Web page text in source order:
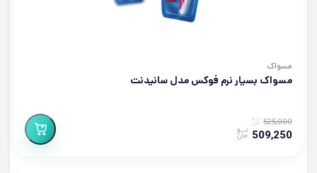
مسواک
مسواک بسیار نرم فوکس مدل سانیدنت
525,000
509,250